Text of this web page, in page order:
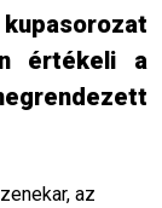
értékeli a
az